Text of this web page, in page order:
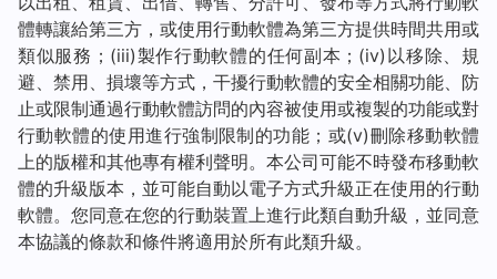
體轉讓給第三方，或使用行動軟體為第三方提供時間共用或
類似服務；(iii)製作行動軟體的任何副本；(iv)以移除、規
避、禁用、損壞等方式，干擾行動軟體的安全相關功能、防
止或限制通過行動軟體訪問的內容被使用或複製的功能或對
行動軟體的使用進行強制限制的功能；或(v)刪除移動軟體
上的版權和其他專有權利聲明。本公司可能不時發布移動軟
體的升級版本，並可能自動以電子方式升級正在使用的行動
軟體。您同意在您的行動裝置上進行此類自動升級，並同意
本協議的條款和條件將適用於所有此類升級。